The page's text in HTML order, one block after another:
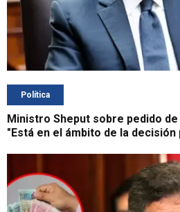
Política
Ministro Sheput sobre pedido
"Está en el ámbito de la